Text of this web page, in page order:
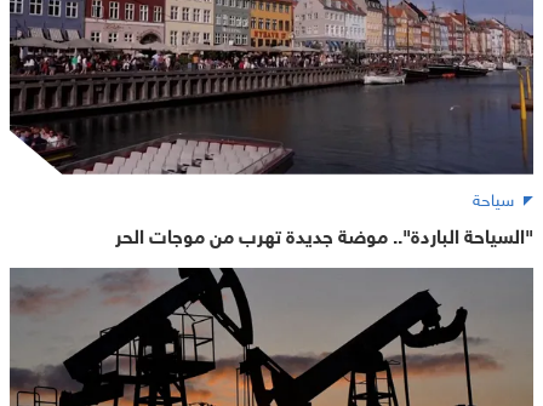
سياحة
"السياحة الباردة".. موضة جديدة تهرب من موجات الحر